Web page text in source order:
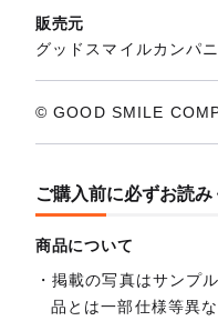
販売元
グッドスマイルカンパ
© GOOD SMILE
ご購入前に必ずお読み
商品について
掲載の写真はサンプ
品とは一部仕様等異